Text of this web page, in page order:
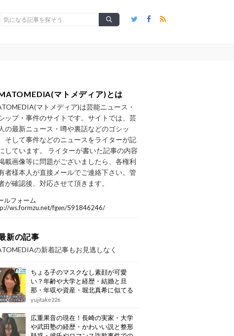
マトメディア)とは
マトメディア)は芸能ニュース・
ップ・事件のサイトです。サイトでは、芸
の最新ニュース・噂や裏話などのゴシッ
そして事件などのニュースをライターが記
しています。 ライターが書いた記事の内容
載画像等に問題がございましたら、各権利
者様本人が直接メールでご連絡下さい。管
が確認後、対応させて頂きます。
ルフォーム
ws.formzu.net/fgen/S91846246/
新の記事
の新着記事もお見逃しなく
ちょる子のマスクなし素顔が可愛
い？年齢や大学と経歴・結婚と旦
那・年収や資産・堀北真希に似てる
画像もまとめ
yujitake226
広重果音の現在！長崎の実家・大学
や武田塾の経歴・かわいい説と整形